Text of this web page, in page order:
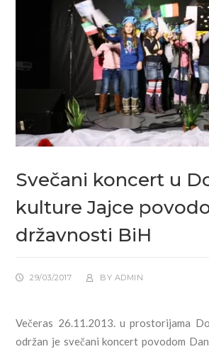
Svečani koncert u
kulture Jajce
državnosti BiH
29/03/2017 BY ADMIN
Večeras 26.11.2013. u prostorijama
održan je svečani koncert povodom